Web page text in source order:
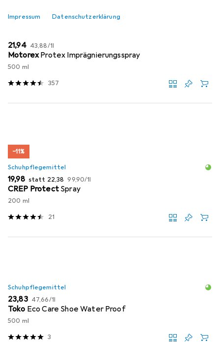
Impressum Datenschutzerklärung
EUR
21,94 EUR
43,88/1l
MotorexProtex Imprägnierungsspray
500 ml
357
−11%
Schuhpflegemittel
EUR
19,98 statt EUR
22,38 EUR
99,90/1l
CREP Protect Spray
200 ml
21
Schuhpflegemittel
EUR
23,83 EUR
47,66/1l
Toko Eco Care Shoe Water Proof
500 ml
3